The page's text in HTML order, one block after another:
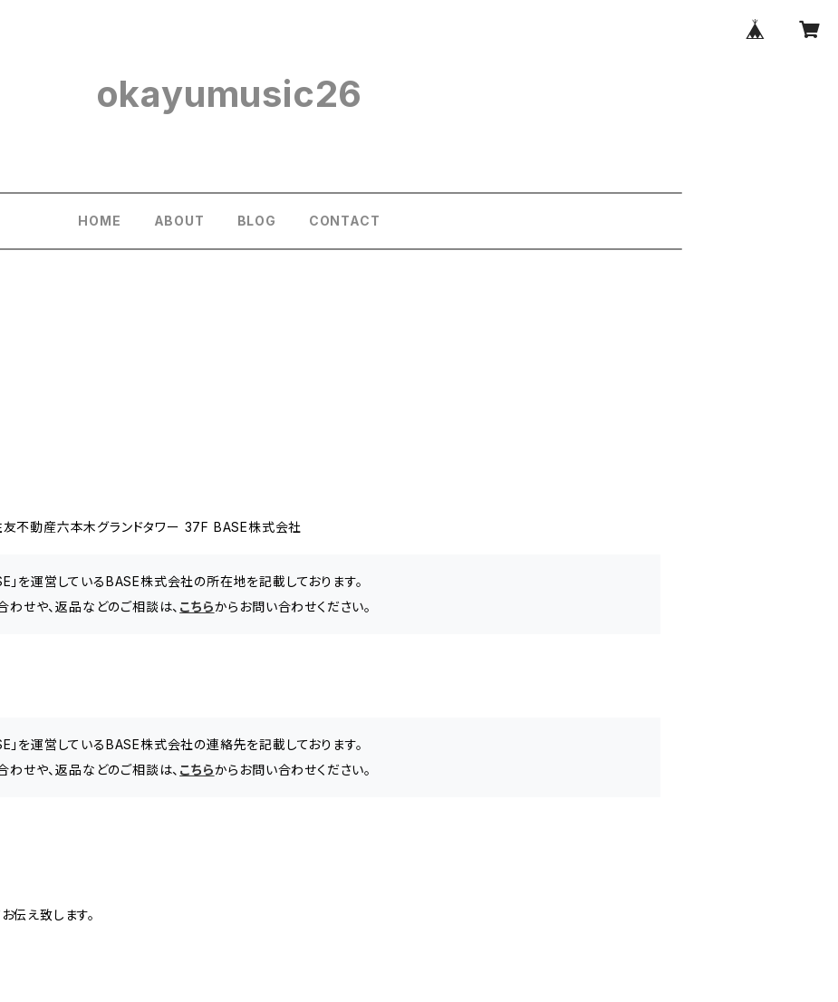
okayumusic26
HOME ABOUT BLOG CONTACT
不動産六本木グランドタワー 37F BASE株式会社
」を運営しているBASE株式会社の所在地を記載しております。
せや、返品などのご相談は、 こちらからお問い合わせください。
」を運営しているBASE株式会社の連絡先を記載しております。
せや、返品などのご相談は、 こちらからお問い合わせください。
伝え致します。